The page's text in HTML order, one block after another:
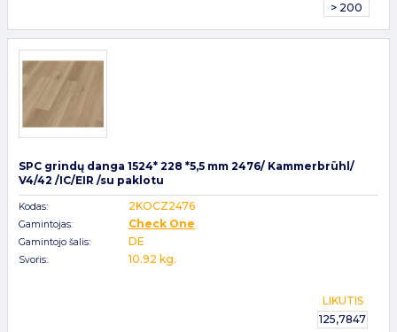
> 200
SPC grindų danga 1524* 228 *5,5 mm 2476/ Kammerbrühl/
V4/42 /IC/EIR /su paklotu
Kodas: 2KOCZ2476
Gamintojas: Check One
Gamintojo šalis: DE
Svoris: 10.92 kg.
LIKUTIS
125,7847